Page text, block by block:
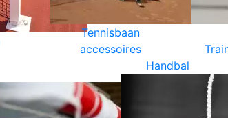
Tennisbaan
accessoires
Handbal